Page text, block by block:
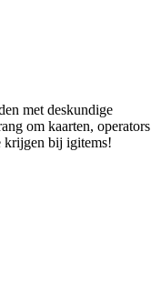
met deskundige
om kaarten, operators
krijgen bij igitems!